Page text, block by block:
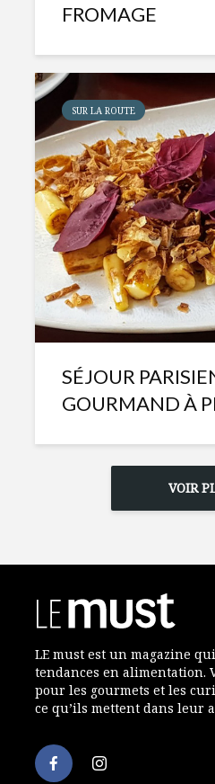
FROMAGE
SUR LA ROUTE
SÉJOUR
GOURMAND À
VOIR
LE must est un magazine
tendances en alimentation.
pour les gourmets et les
ce qu’ils mettent dans leur